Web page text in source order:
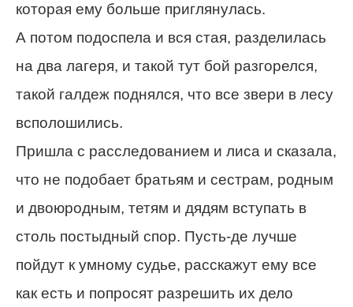
которая ему больше приглянулась.
А потом подоспела и вся стая, разделилась
на два лагеря, и такой тут бой разгорелся,
такой галдеж поднялся, что все звери в лесу
всполошились.
Пришла с расследованием и лиса и сказала,
что не подобает братьям и сестрам, родным
и двоюродным, тетям и дядям вступать в
столь постыдный спор. Пусть-де лучше
пойдут к умному судье, расскажут ему все
как есть и попросят разрешить их дело